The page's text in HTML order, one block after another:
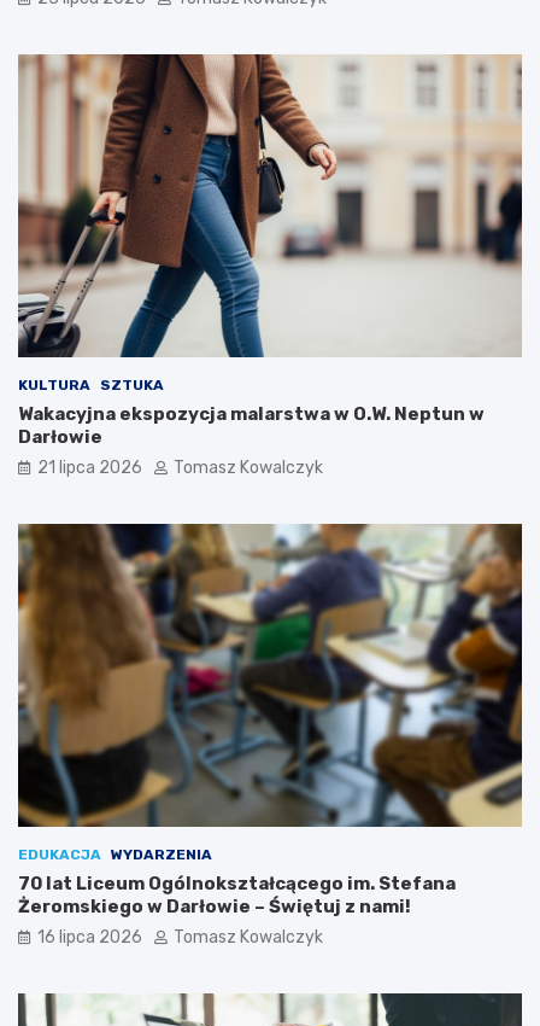
KULTURA SZTUKA
Wakacyjna ekspozycja malarstwa w O.W. Neptun w
Darłowie
21 lipca 2026 Tomasz Kowalczyk
EDUKACJA WYDARZENIA
70 lat Liceum Ogólnokształcącego im. Stefana
Żeromskiego w Darłowie – Świętuj z nami!
16 lipca 2026 Tomasz Kowalczyk